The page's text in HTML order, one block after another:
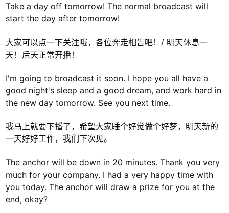
Take a day off tomorrow! The normal broadcast will
start the day after tomorrow!
大家可以点一下关注哦，各位奔走相告吧！/ 明天休息一
天！后天正常开播！
I'm going to broadcast it soon. I hope you all have a
good night's sleep and a good dream, and work hard in
the new day tomorrow. See you next time.
我马上就要下播了，希望大家睡个好觉做个好梦，明天新的
一天好好工作，我们下次见。
The anchor will be down in 20 minutes. Thank you very
much for your company. I had a very happy time with
you today. The anchor will draw a prize for you at the
end, okay?